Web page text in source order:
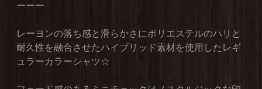
ーーー
レーヨンの落ち感と滑らかさにポリエステルのハリと
耐久性を融合させたハイブリッド素材を使用したレギ
ュラーカラーシャツ☆